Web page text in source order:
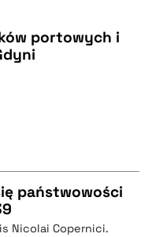
portowych i
państwowości
Nicolai Copernici.